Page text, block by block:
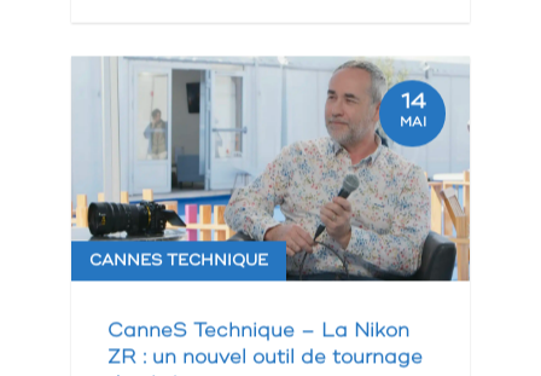
14
MAI
CANNES TECHNIQUE
CanneS Technique – La Nikon
ZR : un nouvel outil de tournage